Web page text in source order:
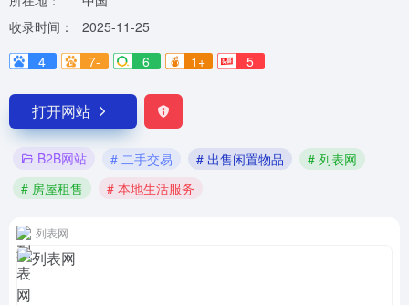
收录时间：
2025-11-25
4
7- 6 1+ 5
打开网站
B2B网站 # 二手交易 # 出售闲置物品
# 列表网
# 房屋租售
# 本地生活服务
列表网